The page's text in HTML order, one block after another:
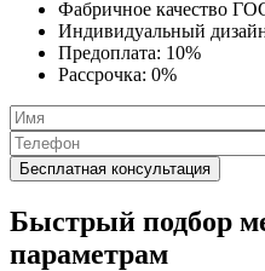
Фабричное качество
Индивидуальный
Предоплата: 10%
Рассрочка: 0%
Быстрый подбор
параметрам